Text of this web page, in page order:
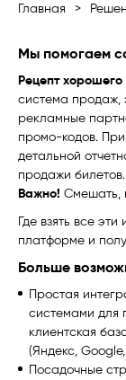
Главная >
Мы помогаем
Рецепт хорошего
система продаж,
рекламные
промо-кодов.
детальной
продажи билетов.
Важно! Смешать,
Где взять все
платформе и
Больше
Простая
системами для
клиентская
(Яндекс,
Посадочные